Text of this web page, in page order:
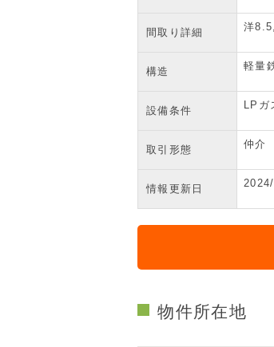
間取り詳細 洋
構造 軽量
設備条件 LPガ
取引形態 仲介
情報更新日
物件所在地